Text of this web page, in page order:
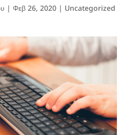
| Φεβ 26, 2020| Uncategorized